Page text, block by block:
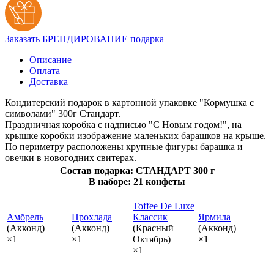
Заказать БРЕНДИРОВАНИЕ подарка
Описание
Оплата
Доставка
Кондитерский подарок в картонной упаковке "Кормушка с
символами" 300г Стандарт.
Праздничная коробка с надписью "С Новым годом!", на
крышке коробки изображение маленьких барашков на крыше.
По периметру расположены крупные фигуры барашка и
овечки в новогодних свитерах.
Состав подарка: СТАНДАРТ 300 г
В наборе: 21 конфеты
Амбрель
(Акконд)
×1
Прохлада
(Акконд)
×1
Toffee De Luxe
Классик
(Красный
Октябрь)
×1
Ярмила
(Акконд)
×1